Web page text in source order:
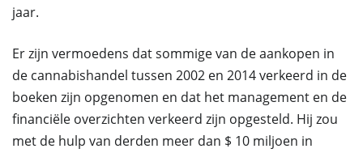
jaar.
Er zijn vermoedens dat sommige van de aankopen in
de cannabishandel tussen 2002 en 2014 verkeerd in de
boeken zijn opgenomen en dat het management en de
financiële overzichten verkeerd zijn opgesteld. Hij zou
met de hulp van derden meer dan $ 10 miljoen in